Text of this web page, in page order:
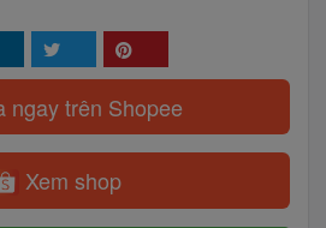
ngay trên Shopee
Xem shop